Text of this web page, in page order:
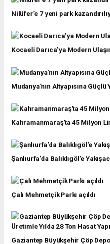
Nilüfer’e 7 yeni park
Kocaeli Darıca’ya Modern
Mudanya'nın Altyapısına Güçlü
Kahramanmaraş'ta 45 Milyon
Şanlıurfa'da Balıklıgöl'e
Çalı Mehmetçik Parkı açıldı
Gaziantep Büyükşehir Çöp